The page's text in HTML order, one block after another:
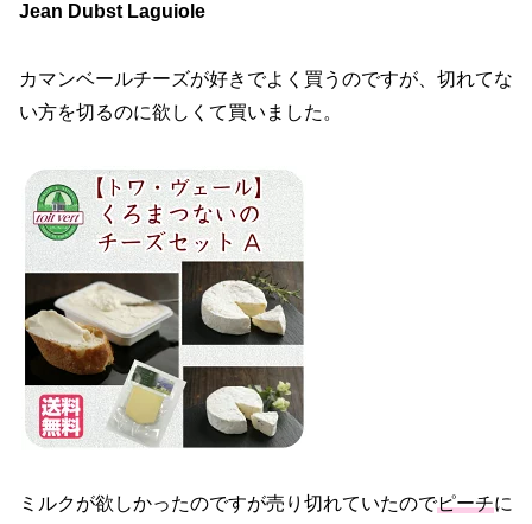
Jean Dubst Laguiole
カマンベールチーズが好きでよく買うのですが、切れてな
い方を切るのに欲しくて買いました。
ミルクが欲しかったのですが売り切れていたのでピーチに